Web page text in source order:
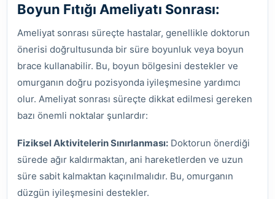
Boyun Fıtığı Ameliyatı Sonrası:
Ameliyat sonrası süreçte hastalar, genellikle doktorun
önerisi doğrultusunda bir süre boyunluk veya boyun
brace kullanabilir. Bu, boyun bölgesini destekler ve
omurganın doğru pozisyonda iyileşmesine yardımcı
olur. Ameliyat sonrası süreçte dikkat edilmesi gereken
bazı önemli noktalar şunlardır:
Fiziksel Aktivitelerin Sınırlanması: Doktorun önerdiği
sürede ağır kaldırmaktan, ani hareketlerden ve uzun
süre sabit kalmaktan kaçınılmalıdır. Bu, omurganın
düzgün iyileşmesini destekler.